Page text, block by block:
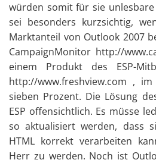
würden somit für sie unlesbare
sei besonders kurzsichtig,
Marktanteil von Outlook 2007
CampaignMonitor http://
einem Produkt des ESP-
http://www.freshview.com ,
sieben Prozent. Die Lösung
ESP offensichtlich. Es müsse
so aktualisiert werden, dass
HTML korrekt verarbeiten
Herr zu werden. Noch ist